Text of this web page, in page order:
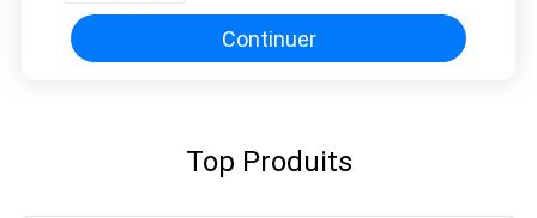
PC130-7 Mini-excavatrice
Continuer
Top Produits